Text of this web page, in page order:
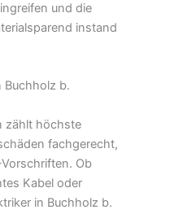
und die
instand
Buchholz b.
zählt höchste
fachgerecht,
Ob
Kabel oder
in Buchholz b.